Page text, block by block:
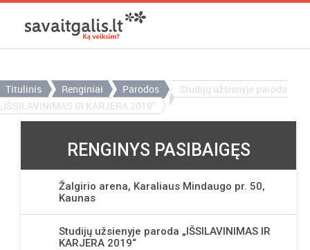
Titulinis Renginiai Parodos
Studijų užsienyje paroda
„IŠSILAVINIMAS IR KARJERA 2019“
RENGINYS PASIBAIGĘS
Žalgirio arena, Karaliaus Mindaugo pr. 50,
Kaunas
Studijų užsienyje paroda „IŠSILAVINIMAS IR
KARJERA 2019“